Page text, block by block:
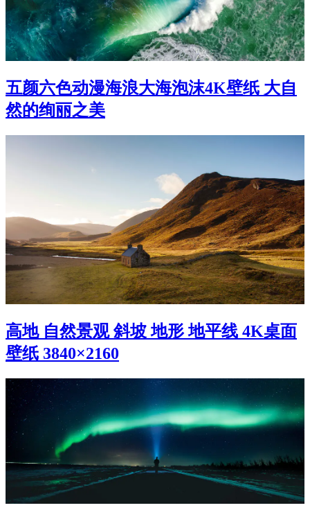
五颜六色动漫海浪大海泡沫4K壁纸 大自
然的绚丽之美
高地 自然景观 斜坡 地形 地平线 4K桌面
壁纸 3840×2160